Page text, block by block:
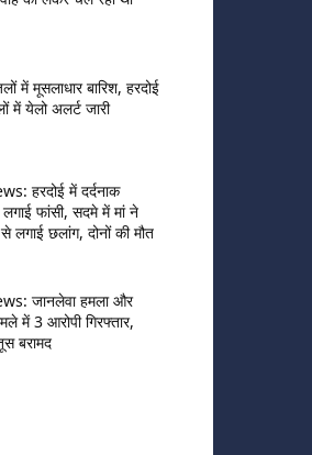
में मूसलाधार बारिश, हरदोई
में येलो अलर्ट जारी
हरदोई में दर्दनाक
फांसी, सदमे में मां ने
लगाई छलांग, दोनों की मौत
जानलेवा हमला और
में 3 आरोपी गिरफ्तार,
बरामद